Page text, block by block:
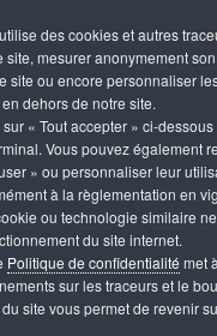
des cookies et autres
site, mesurer anonymement
site ou encore personnaliser
dehors de notre site.
« Tout accepter » ci-
Vous pouvez également
» ou personnaliser leur
à la règlementation en
ou technologie similaire
du site internet.
Politique de confidentialité met
sur les traceurs et le
site vous permet de revenir